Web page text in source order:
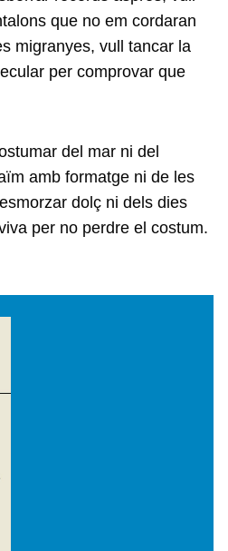
que no em cordaran
migranyes, vull tancar la
per comprovar que
del mar ni del
amb formatge ni de les
dolç ni dels dies
per no perdre el costum.